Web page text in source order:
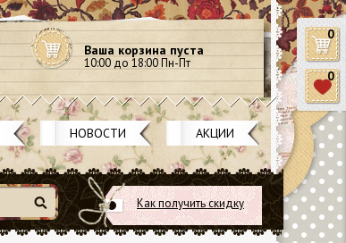
Ваша корзина пуста
10:00 до 18:00 Пн-Пт
НОВОСТИ АКЦИИ
Как получить скидку
Найти
0
0